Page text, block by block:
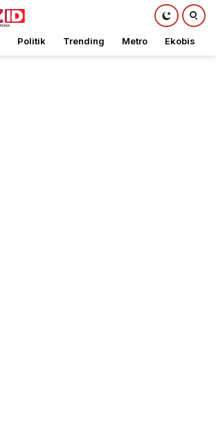
Politik Trending Metro Ekobis